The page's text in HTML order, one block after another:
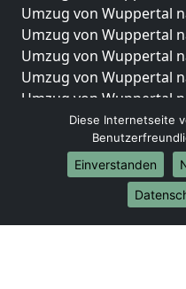
Umzug von Wuppertal
Umzug von Wuppertal
Umzug von Wuppertal
Umzug von Wuppertal
Umzug von Wuppertal
Umzug von Wuppertal
Umzug von Wuppertal
Umzug von Wuppertal
Internationale-
Umzug von Wuppertal
Diese Internetseite
Einverstanden